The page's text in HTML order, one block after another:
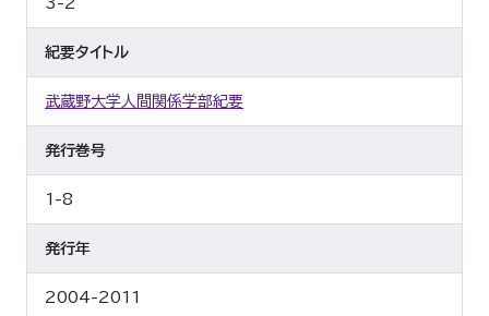
3-2
紀要タイトル
武蔵野大学人間関係学部紀要
発行巻号
1-8
発行年
2004-2011